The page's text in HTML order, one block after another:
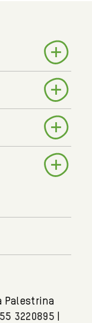
Palestrina
3220895